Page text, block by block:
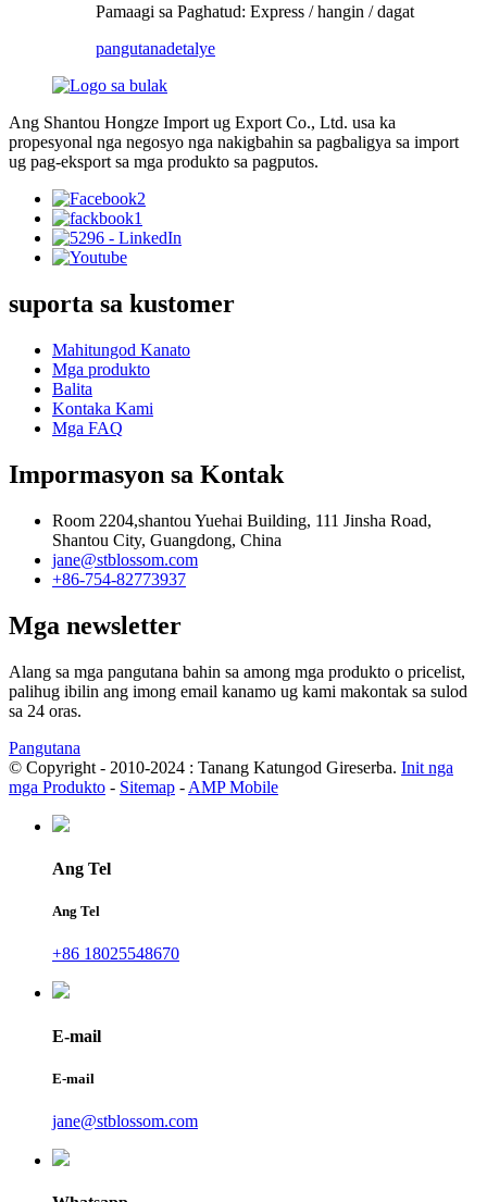
Pamaagi sa Paghatud: Express / hangin / dagat
pangutanadetalye
Ang Shantou Hongze Import ug Export Co., Ltd. usa ka
propesyonal nga negosyo nga nakigbahin sa pagbaligya sa import
ug pag-eksport sa mga produkto sa pagputos.
suporta sa kustomer
Mahitungod Kanato
Mga produkto
Balita
Kontaka Kami
Mga FAQ
Impormasyon sa Kontak
Room 2204,shantou Yuehai Building, 111 Jinsha Road,
Shantou City, Guangdong, China
jane@stblossom.com
+86-754-82773937
Mga newsletter
Alang sa mga pangutana bahin sa among mga produkto o pricelist,
palihug ibilin ang imong email kanamo ug kami makontak sa sulod
sa 24 oras.
Pangutana
© Copyright - 2010-2024 : Tanang Katungod Gireserba. Init nga
mga Produkto - Sitemap - AMP Mobile
Ang Tel
Ang Tel
+86 18025548670
E-mail
E-mail
jane@stblossom.com